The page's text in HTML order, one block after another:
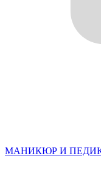
МАНИКЮР И